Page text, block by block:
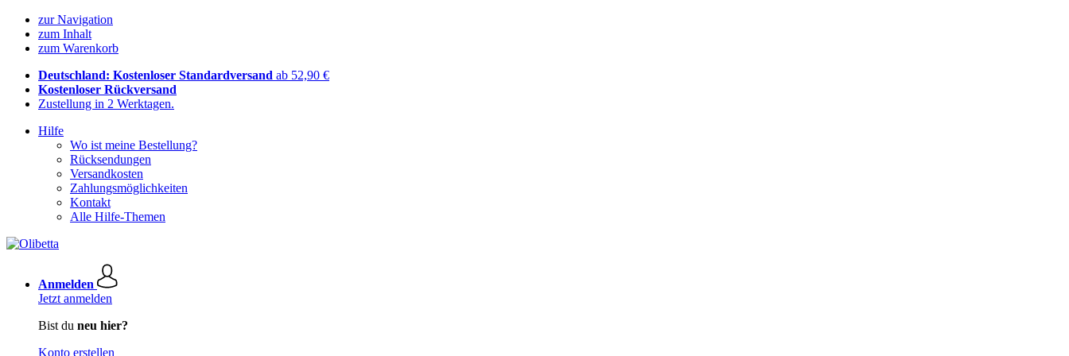
zur Navigation
zum Inhalt
zum Warenkorb
Deutschland: Kostenloser Standardversand ab 52,90 €
Kostenloser Rückversand
Zustellung in 2 Werktagen.
Hilfe
Wo ist meine Bestellung?
Rücksendungen
Versandkosten
Zahlungsmöglichkeiten
Kontakt
Alle Hilfe-Themen
Anmelden
Jetzt anmelden
Bist du neu hier?
Konto erstellen